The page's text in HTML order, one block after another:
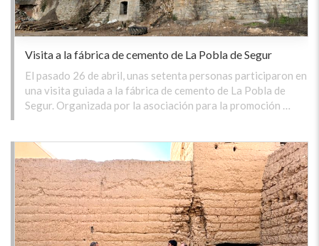
Visita a la fábrica de cemento de La Pobla de Segur
El pasado 26 de abril, unas setenta personas participaron en
una visita guiada a la fábrica de cemento de La Pobla de
Segur. Organizada por la asociación para la promoción …